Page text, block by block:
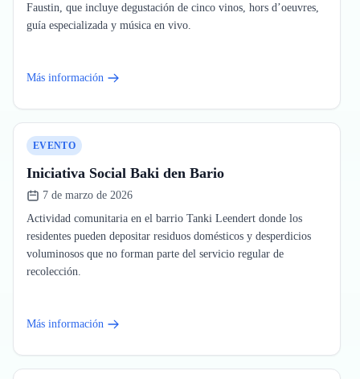
Faustin, que incluye degustación de cinco vinos, hors d’oeuvres,
guía especializada y música en vivo.
Más información
EVENTO
Iniciativa Social Baki den Bario
7 de marzo de 2026
Actividad comunitaria en el barrio Tanki Leendert donde los
residentes pueden depositar residuos domésticos y desperdicios
voluminosos que no forman parte del servicio regular de
recolección.
Más información